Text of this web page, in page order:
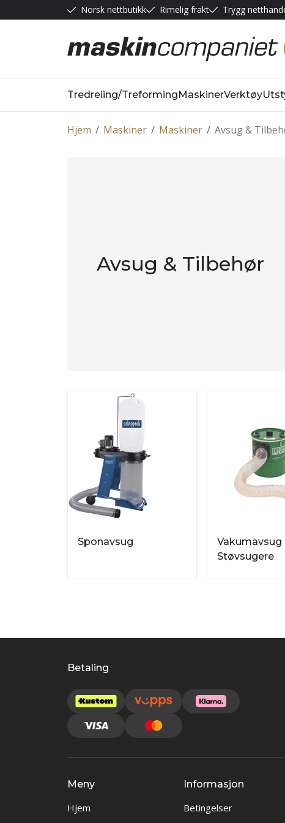
Norsk nettbutikk Rimelig frakt Trygg
Tredreiing/TreformingMaskinerVerktøy
/
Hjem /
Maskiner /
Maskiner Avsug &
Avsug & Tilbehør
Sponavsug
Vakumavsug
Støvsugere
Betaling
Meny
Hjem
Informasjon
Betingelser